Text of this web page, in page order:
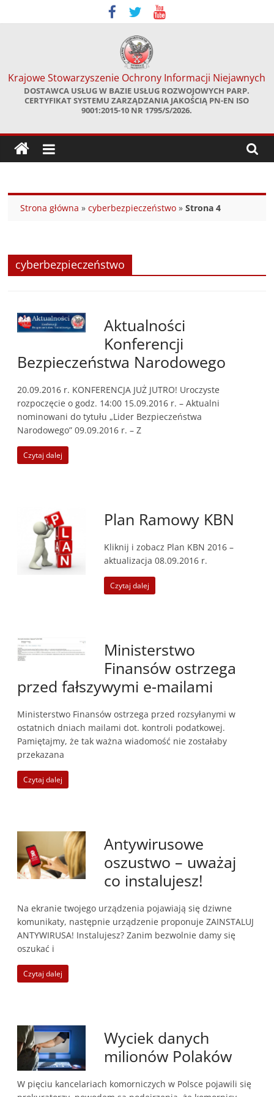
to
Krajowe Stowarzyszenie Ochrony Informacji Niejawnych
DOSTAWCA USŁUG W BAZIE USŁUG ROZWOJOWYCH PARP.
CERTYFIKAT SYSTEMU ZARZĄDZANIA JAKOŚCIĄ PN-EN ISO
9001:2015-10 NR 1795/S/2026.
Strona główna »cyberbezpieczeństwo »Strona 4
cyberbezpieczeństwo
Aktualności
Konferencji
Bezpieczeństwa Narodowego
20.09.2016 r. KONFERENCJA JUŻ JUTRO! Uroczyste
rozpoczęcie o godz. 14:00 15.09.2016 r. – Aktualni
nominowani do tytułu „Lider Bezpieczeństwa
Narodowego” 09.09.2016 r. – Z
Czytaj dalej
Plan Ramowy KBN
Kliknij i zobacz Plan KBN 2016 –
aktualizacja 08.09.2016 r.
Czytaj dalej
Ministerstwo
Finansów ostrzega
przed fałszywymi e-mailami
Ministerstwo Finansów ostrzega przed rozsyłanymi w
ostatnich dniach mailami dot. kontroli podatkowej.
Pamiętajmy, że tak ważna wiadomość nie zostałaby
przekazana
Czytaj dalej
Antywirusowe
oszustwo – uważaj
co instalujesz!
Na ekranie twojego urządzenia pojawiają się dziwne
komunikaty, następnie urządzenie proponuje ZAINSTALUJ
ANTYWIRUSA! Instalujesz? Zanim bezwolnie damy się
oszukać i
Czytaj dalej
Wyciek danych
milionów Polaków
W pięciu kancelariach komorniczych w Polsce pojawili się